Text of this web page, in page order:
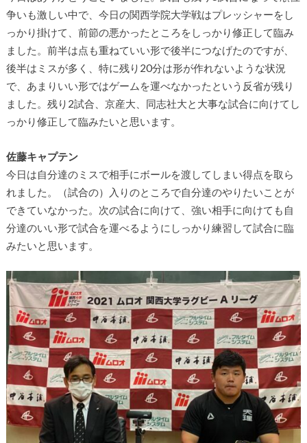
争いも激しい中で、今日の関西学院大学戦はプレッシャーをし
っかり掛けて、前節の悪かったところをしっかり修正して臨み
ました。前半は点も重ねていい形で後半につなげたのですが、
後半はミスが多く、特に残り20分は形が作れないような状況
で、あまりいい形ではゲームを運べなかったという反省が残り
ました。残り2試合、京産大、同志社大と大事な試合に向けてし
っかり修正して臨みたいと思います。
佐藤キャプテン
今日は自分達のミスで相手にボールを渡してしまい得点を取ら
れました。（試合の）入りのところで自分達のやりたいことが
できていなかった。次の試合に向けて、強い相手に向けても自
分達のいい形で試合を運べるようにしっかり練習して試合に臨
みたいと思います。